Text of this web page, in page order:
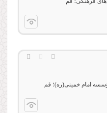
امام خمينی(ره)؛ قم